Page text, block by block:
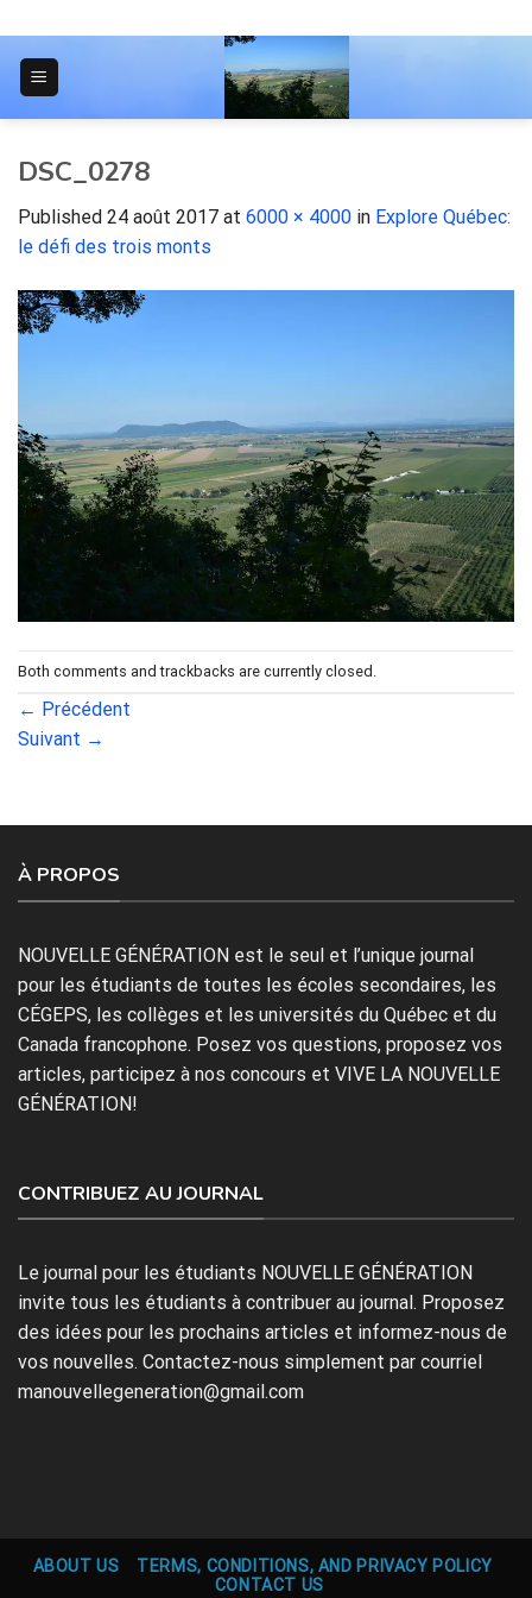
to
content
DSC_0278
Published 24 août 2017 at 6000 × 4000 in Explore Québec:
le défi des trois monts
Both comments and trackbacks are currently closed.
← Précédent
Suivant →
À PROPOS
NOUVELLE GÉNÉRATION est le seul et l’unique journal
pour les étudiants de toutes les écoles secondaires, les
CÉGEPS, les collèges et les universités du Québec et du
Canada francophone. Posez vos questions, proposez vos
articles, participez à nos concours et VIVE LA NOUVELLE
GÉNÉRATION!
CONTRIBUEZ AU JOURNAL
Le journal pour les étudiants NOUVELLE GÉNÉRATION
invite tous les étudiants à contribuer au journal. Proposez
des idées pour les prochains articles et informez-nous de
vos nouvelles. Contactez-nous simplement par courriel
manouvellegeneration@gmail.com
ABOUT US
TERMS, CONDITIONS, AND PRIVACY POLICY
CONTACT US